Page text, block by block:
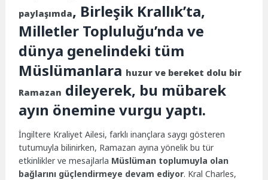
paylaşımda, Birleşik Krallık’ta,
Milletler Topluluğu’nda ve
dünya genelindeki tüm
Müslümanlara huzur ve bereket dolu bir
Ramazan dileyerek, bu mübarek
ayın önemine vurgu yaptı.
İngiltere Kraliyet Ailesi, farklı inançlara saygı gösteren
tutumuyla bilinirken, Ramazan ayına yönelik bu tür
etkinlikler ve mesajlarla Müslüman toplumuyla olan
bağlarını güçlendirmeye devam ediyor. Kral Charles,